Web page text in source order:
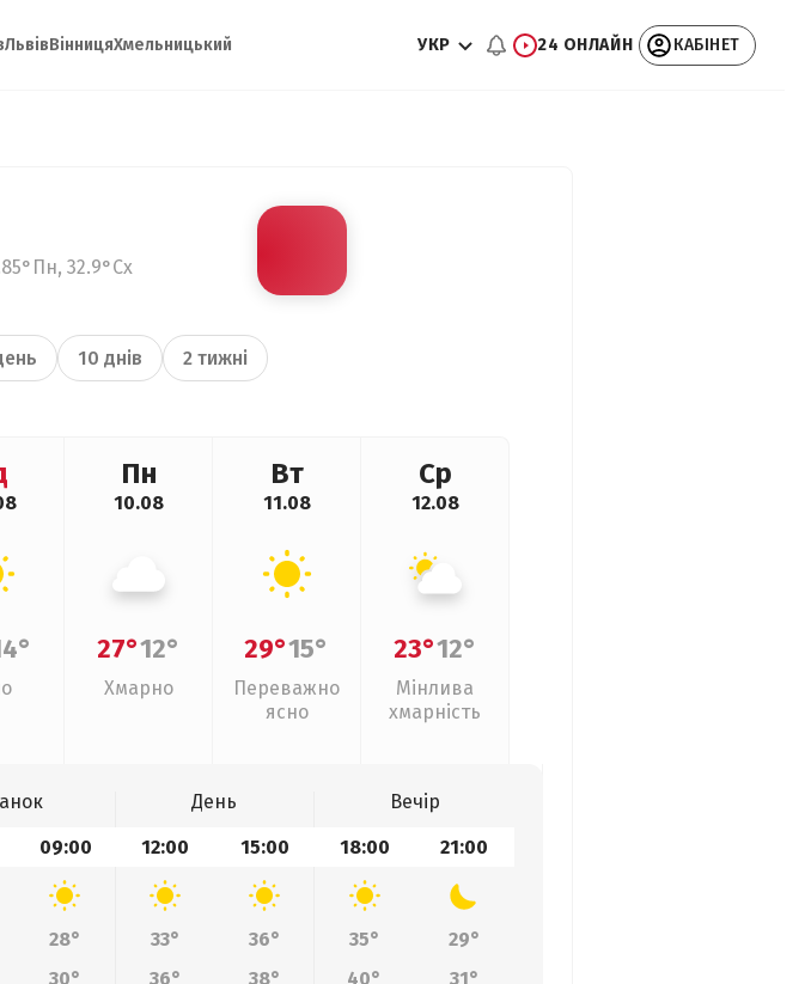
ЛьвівВінницяХмельницький УКР 24 ОНЛАЙН КАБІНЕТ
32.9°Сх
10 днів 2 тижні
Пн
10.08
27°12°
Хмарно
Вт
11.08
29°15°
Переважно
ясно
Ср
12.08
23°12°
Мінлива
хмарність
День
Вечір
09:00 12:00 15:00 18:00 21:00
28° 33° 36° 35°
29°
30° 36° 38° 40° 31°